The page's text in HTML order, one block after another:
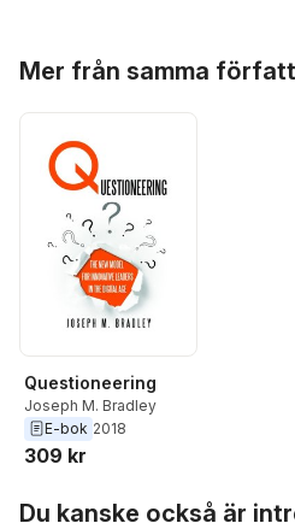
Mer från samma
Questioneering
Joseph M. Bradley
E-bok 2018
309 kr
Du kanske också är